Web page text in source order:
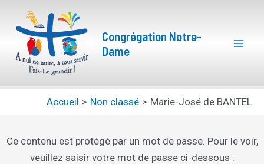
contenu
Congrégation Notre-
Dame
Accueil Non classé Marie-José de BANTEL
Ce contenu est protégé par un mot de passe. Pour le voir,
veuillez saisir votre mot de passe ci-dessous :